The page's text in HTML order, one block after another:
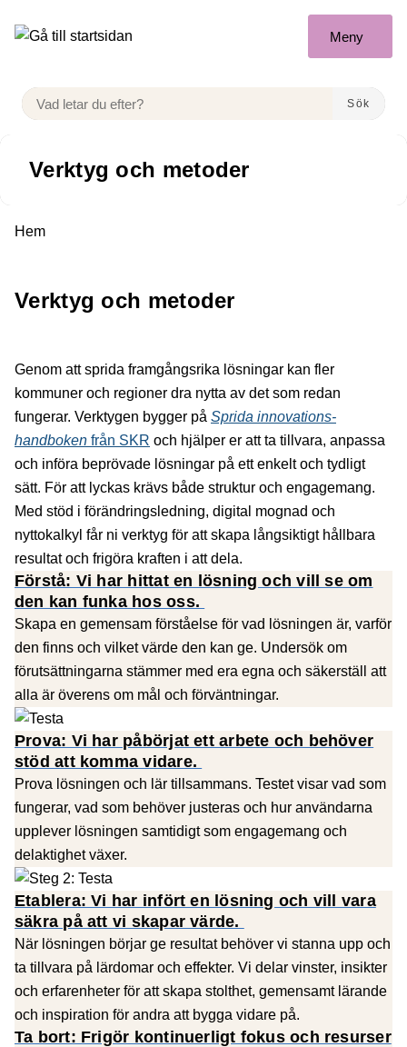
Gå till innehåll
Meny
VAD LETAR DU EFTER?
Sök
Verktyg och metoder
Du är här:
Hem
Verktyg och metoder
Genom att sprida framgångsrika lösningar kan fler
kommuner och regioner dra nytta av det som redan
fungerar. Verktygen bygger på Sprida innovations-
handboken från SKR och hjälper er att ta tillvara, anpassa
och införa beprövade lösningar på ett enkelt och tydligt
sätt. För att lyckas krävs både struktur och engagemang.
Med stöd i förändringsledning, digital mognad och
nyttokalkyl får ni verktyg för att skapa långsiktigt hållbara
resultat och frigöra kraften i att dela.
Förstå: Vi har hittat en lösning och vill se om
den kan funka hos oss.
Skapa en gemensam förståelse för vad lösningen är, varför
den finns och vilket värde den kan ge. Undersök om
förutsättningarna stämmer med era egna och säkerställ att
alla är överens om mål och förväntningar.
Prova: Vi har påbörjat ett arbete och behöver
stöd att komma vidare.
Prova lösningen och lär tillsammans. Testet visar vad som
fungerar, vad som behöver justeras och hur användarna
upplever lösningen samtidigt som engagemang och
delaktighet växer.
Etablera: Vi har infört en lösning och vill vara
säkra på att vi skapar värde.
När lösningen börjar ge resultat behöver vi stanna upp och
ta tillvara på lärdomar och effekter. Vi delar vinster, insikter
och erfarenheter för att skapa stolthet, gemensamt lärande
och inspiration för andra att bygga vidare på.
Ta bort: Frigör kontinuerligt fokus och resurser